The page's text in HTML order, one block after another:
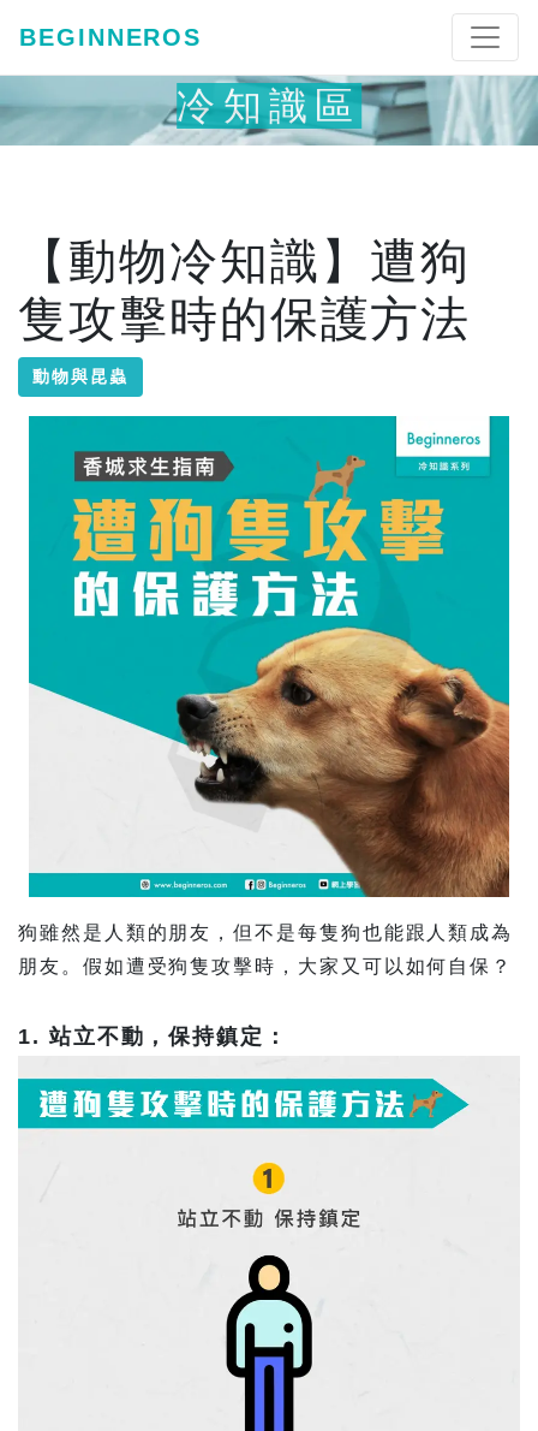
BEGINNEROS
冷知識區
【動物冷知識】遭狗
隻攻擊時的保護方法
動物與昆蟲
狗雖然是人類的朋友，但不是每隻狗也能跟人類成為
朋友。假如遭受狗隻攻擊時，大家又可以如何自保？
1. 站立不動，保持鎮定：